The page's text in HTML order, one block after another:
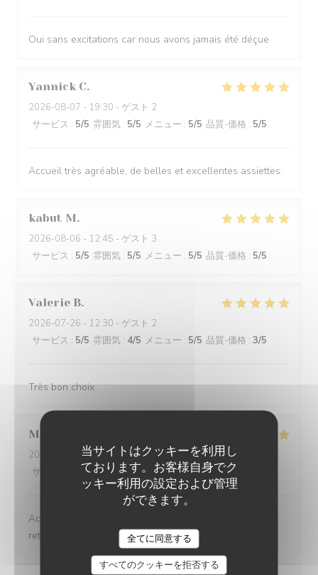
当サイトはクッキーを利用し
ております。お客様自身でク
ッキー利用の設定および管理
ができます。
全てに同意する
すべてのクッキーを拒否する
Oui sans excitations car nous avons jamais été déçue
Yannick C
2026-08-07 - 19:30 - ゲスト 2
サービス : 5/5 雰囲気 : 5/5 メニュー : 5/5 品質-価格 : 5/5
Accueil très agréable, de belles et excellentes assiettes.
kabut M
2026-08-06 - 12:45 - ゲスト 3
サービス : 5/5 雰囲気 : 5/5 メニュー : 5/5 品質-価格 : 5/5
Valerie B
2026-07-26 - 12:30 - ゲスト 2
サービス : 5/5 雰囲気 : 4/5 メニュー : 5/5 品質-価格 : 3/5
Très bon choix
Marie
2026-07-19 - 12:00 - ゲスト 2
サービス
/5 雰囲気: 4/5 メニュー:5/5 品質-価格
Accueil très sympathique, plats savoureux. On y
retournera encore !
AUBERGE DE LA LONGUE CROIX